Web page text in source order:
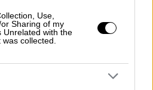
Use,
Sharing of my
Unrelated with the
collected.
συνεργασίες,
μπορεί να